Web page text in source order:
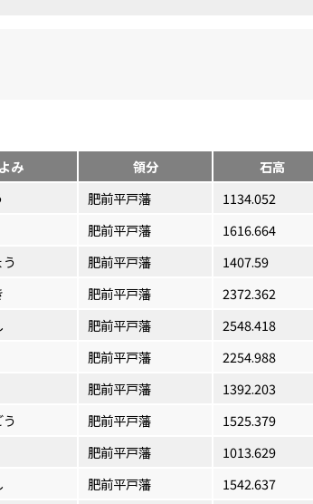
よみ 領分 石高
肥前平戸藩 1134.052
肥前平戸藩 1616.664
肥前平戸藩 1407.59
肥前平戸藩 2372.362
肥前平戸藩 2548.418
肥前平戸藩 2254.988
肥前平戸藩 1392.203
肥前平戸藩 1525.379
肥前平戸藩 1013.629
肥前平戸藩 1542.637